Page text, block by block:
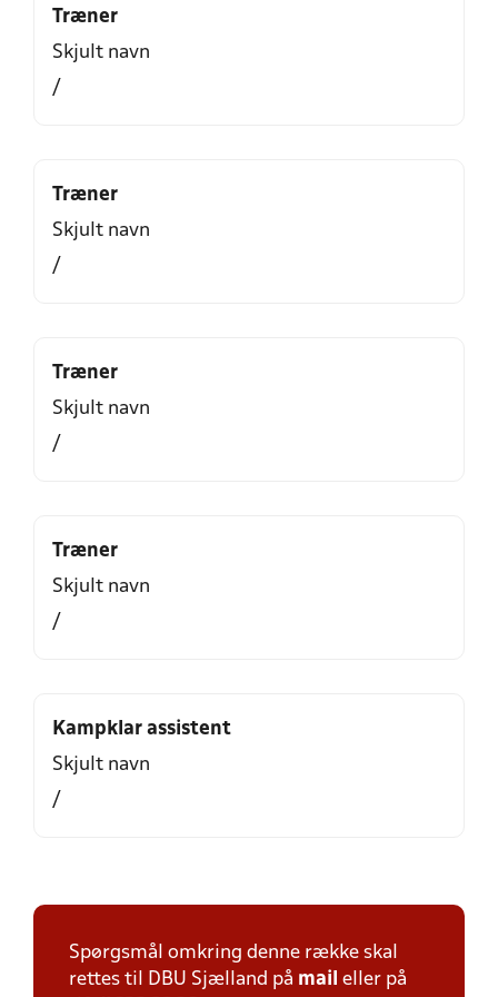
Træner
Skjult navn
/
Træner
Skjult navn
/
Træner
Skjult navn
/
Træner
Skjult navn
/
Kampklar assistent
Skjult navn
/
Spørgsmål omkring denne række skal
rettes til DBU Sjælland på mail eller på